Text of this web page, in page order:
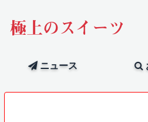
極上のスイーツ
ニュース